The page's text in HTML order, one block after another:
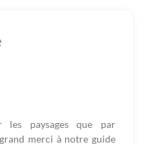
les paysages que par
merci à notre guide